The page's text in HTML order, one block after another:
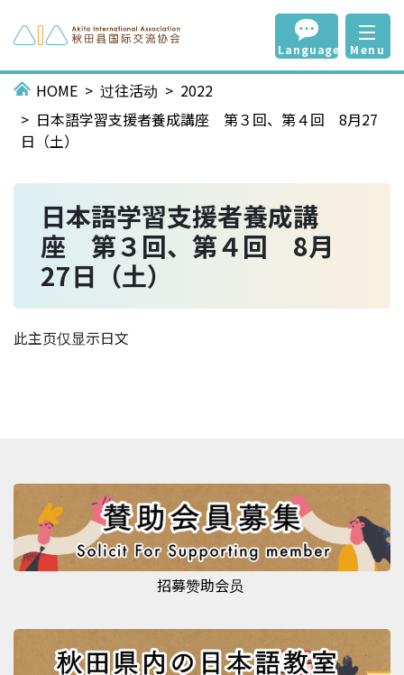
Language Menu
HOME 过往活动
2022
日本語学習支援者養成講座 第３回、第４回 8月27
日（土）
日本語学習支援者養成講
座 第３回、第４回 8月
27日（土）
此主页仅显示日文
招募赞助会员